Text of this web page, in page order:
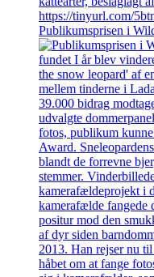
Publikumsprisen i